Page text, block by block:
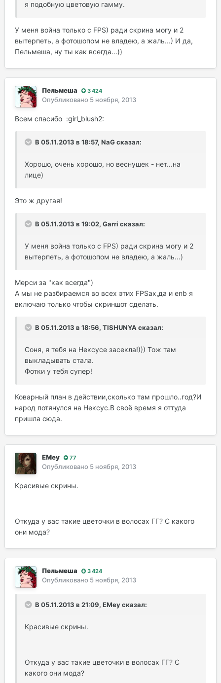
я подобную цветовую гамму.
У меня война только с FPS) ради скрина могу и 2
вытерпеть, а фотошопом не владею, а жаль...) И да,
Пельмеша, ну ты как всегда...))
Пельмеша 3 424
Опубликовано 5 ноября, 2013
Всем спасибо :girl_blush2:
В 05.11.2013 в 18:57, NaG сказал:
Хорошо, очень хорошо, но веснушек - нет...на
лице)
Это ж другая!
В 05.11.2013 в 19:02, Garri сказал:
У меня война только с FPS) ради скрина могу и 2
вытерпеть, а фотошопом не владею, а жаль...)
Мерси за "как всегда")
А мы не разбираемся во всех этих FPSах,да и enb я
включаю только чтобы скриншот сделать.
В 05.11.2013 в 18:56, TISHUNYA сказал:
Соня, я тебя на Нексусе засекла!))) Тож там
выкладывать стала.
Фотки у тебя супер!
Коварный план в действии,сколько там прошло..год?И
народ потянулся на Нексус.В своё время я оттуда
пришла сюда.
EMey 77
Опубликовано 5 ноября, 2013
Красивые скрины.
Откуда у вас такие цветочки в волосах ГГ? С какого
они мода?
Пельмеша 3 424
Опубликовано 5 ноября, 2013
В 05.11.2013 в 21:09, EMey сказал:
Красивые скрины.
Откуда у вас такие цветочки в волосах ГГ? С
какого они мода?